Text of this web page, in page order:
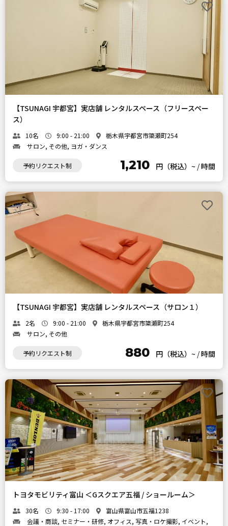
【TSUNAGI 宇都宮】実店舗 レンタルスペース（フリースペー
ス）
10名 9:00 - 21:00
栃木県宇都宮市簗瀬町254
サロン, その他, ヨガ・ダンス
予約リクエスト制 1,210 円（税込）~ /時間
【TSUNAGI 宇都宮】実店舗 レンタルスペース（サロン１）
2名 9:00 - 21:00
栃木県宇都宮市簗瀬町254
サロン, その他
予約リクエスト制 880 円（税込）~ /時間
トヨタモビリティ富山 ＜Gスクエア五福 / ショールーム＞
30名 9:30 - 17:00
富山県富山市五福1238
会議・商談, セミナー・研修, オフィス, 写真・ロケ撮影, イベント,